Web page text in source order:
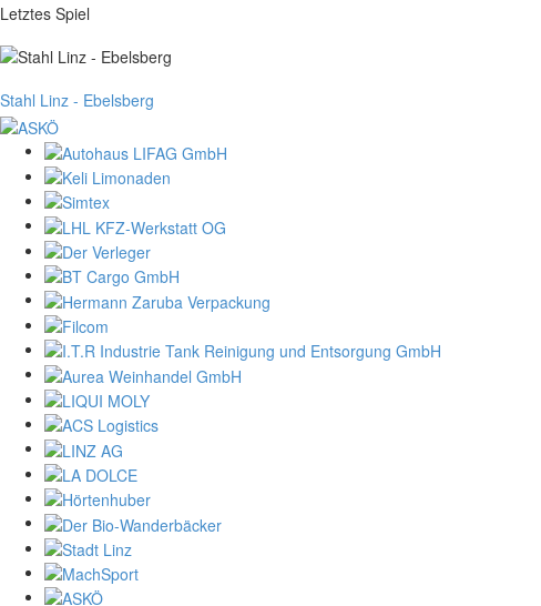
Letztes Spiel
Stahl Linz - Ebelsberg